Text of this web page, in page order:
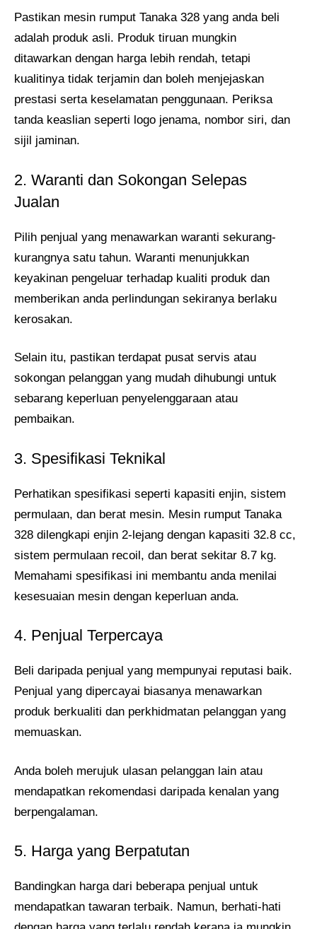
Pastikan mesin rumput Tanaka 328 yang anda beli
adalah produk asli. Produk tiruan mungkin
ditawarkan dengan harga lebih rendah, tetapi
kualitinya tidak terjamin dan boleh menjejaskan
prestasi serta keselamatan penggunaan. Periksa
tanda keaslian seperti logo jenama, nombor siri, dan
sijil jaminan.
2. Waranti dan Sokongan Selepas
Jualan
Pilih penjual yang menawarkan waranti sekurang-
kurangnya satu tahun. Waranti menunjukkan
keyakinan pengeluar terhadap kualiti produk dan
memberikan anda perlindungan sekiranya berlaku
kerosakan.
Selain itu, pastikan terdapat pusat servis atau
sokongan pelanggan yang mudah dihubungi untuk
sebarang keperluan penyelenggaraan atau
pembaikan.
3. Spesifikasi Teknikal
Perhatikan spesifikasi seperti kapasiti enjin, sistem
permulaan, dan berat mesin. Mesin rumput Tanaka
328 dilengkapi enjin 2-lejang dengan kapasiti 32.8 cc,
sistem permulaan recoil, dan berat sekitar 8.7 kg.
Memahami spesifikasi ini membantu anda menilai
kesesuaian mesin dengan keperluan anda.
4. Penjual Terpercaya
Beli daripada penjual yang mempunyai reputasi baik.
Penjual yang dipercayai biasanya menawarkan
produk berkualiti dan perkhidmatan pelanggan yang
memuaskan.
Anda boleh merujuk ulasan pelanggan lain atau
mendapatkan rekomendasi daripada kenalan yang
berpengalaman.
5. Harga yang Berpatutan
Bandingkan harga dari beberapa penjual untuk
mendapatkan tawaran terbaik. Namun, berhati-hati